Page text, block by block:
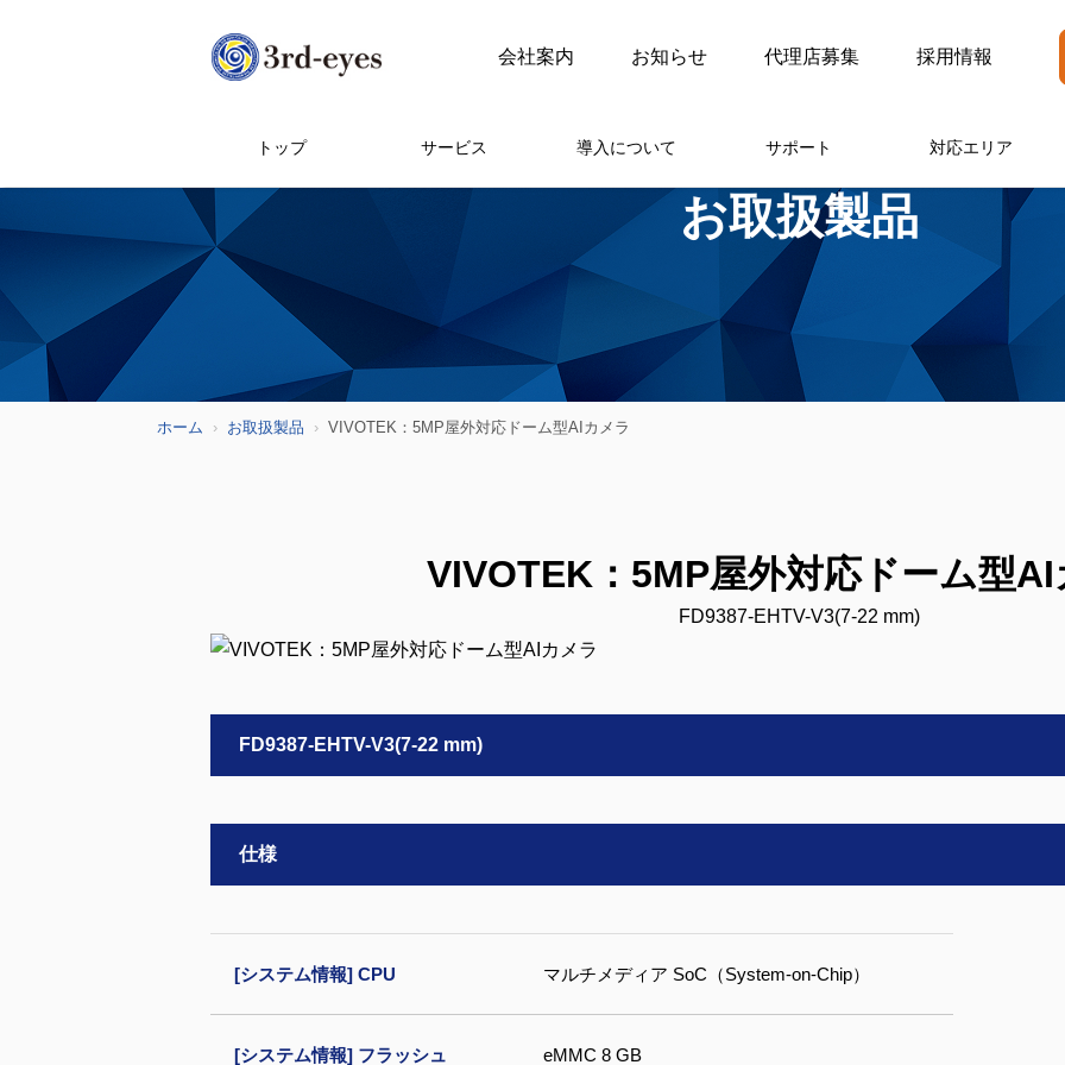
会社案内 お知らせ 代理店募集 採用情報
トップ サービス 導入について サポート 対応エリア
お取扱製品
ホーム お取扱製品 VIVOTEK：5MP屋外対応ドーム型AIカメラ
VIVOTEK：5MP屋外対応ドーム型
FD9387-EHTV-V3(7-22 mm)
FD9387-EHTV-V3(7-22 mm)
仕様
[システム情報] CPU マルチメディア SoC（System-on-Chip）
[システム情報] フラッシュ eMMC 8 GB